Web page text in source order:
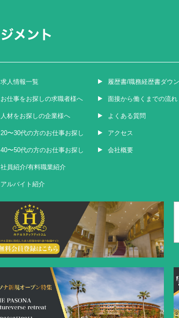
求人情報一覧
お仕事をお探しの求職者様へ
人材をお探しの企業様へ
20〜30代の方のお仕事お探し
40〜50代の方のお仕事お探し
社員紹介/有料職業紹介
アルバイト紹介
履歴書/職務経歴書ダウ
面接から働くまでの流れ
よくある質問
アクセス
会社概要